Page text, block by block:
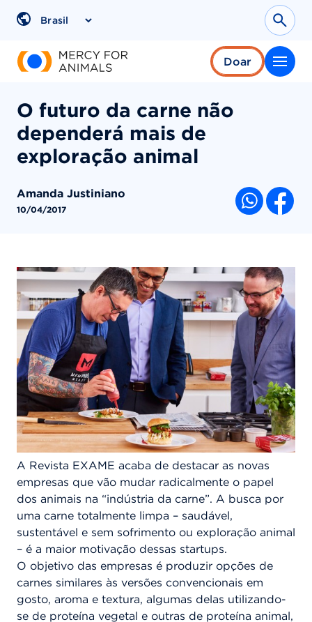
para
Region
Doar
O futuro da carne não
dependerá mais de
exploração animal
Amanda Justiniano
10/04/2017
A Revista EXAME acaba de destacar as novas
empresas que vão mudar radicalmente o papel
dos animais na “indústria da carne”. A busca por
uma carne totalmente limpa – saudável,
sustentável e sem sofrimento ou exploração animal
– é a maior motivação dessas startups.
O objetivo das empresas é produzir opções de
carnes similares às versões convencionais em
gosto, aroma e textura, algumas delas utilizando-
se de proteína vegetal e outras de proteína animal,